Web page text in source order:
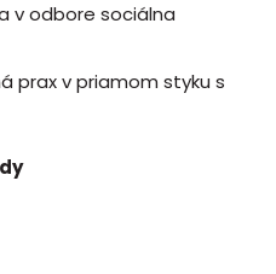
v odbore sociálna
prax v priamom styku s